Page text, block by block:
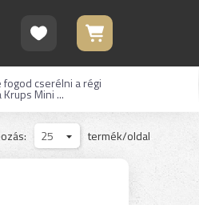
fogod cserélni a régi
Mini ...
termék/oldal
25